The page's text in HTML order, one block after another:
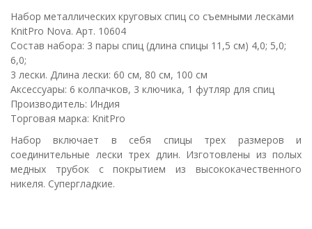
Набор металлических круговых спиц со съемными лесками
KnitPro Nova. Арт. 10604
Состав набора: 3 пары спиц (длина спицы 11,5 см) 4,0; 5,0;
6,0;
3 лески. Длина лески: 60 см, 80 см, 100 см
Аксессуары: 6 колпачков, 3 ключика, 1 футляр для спиц
Производитель: Индия
Торговая марка: KnitPro
Набор включает в себя спицы трех размеров и
соединительные лески трех длин. Изготовлены из полых
медных трубок с покрытием из высококачественного
никеля. Супергладкие.